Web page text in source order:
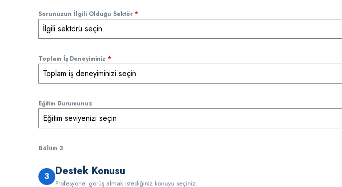
Sorunuzun İlgili Olduğu Sektör *
İlgili sektörü seçin
Toplam İş Deneyiminiz *
Toplam iş deneyiminizi seçin
Eğitim Durumunuz
Eğitim seviyenizi seçin
Bölüm 3
3 Destek Konusu
Profesyonel görüş almak istediğiniz konuyu seçiniz.